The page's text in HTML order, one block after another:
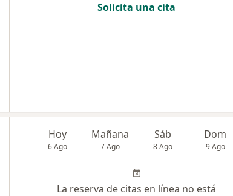
Solicita una cita
Hoy
6 Ago
Mañana
7 Ago
Sáb
8 Ago
Dom
9 Ago
La reserva de citas en línea no está